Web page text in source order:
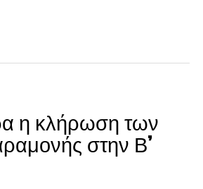
η κλήρωση των
στην Β’